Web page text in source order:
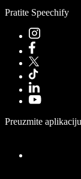
Pratite Speechify
Preuzmite aplikaciju